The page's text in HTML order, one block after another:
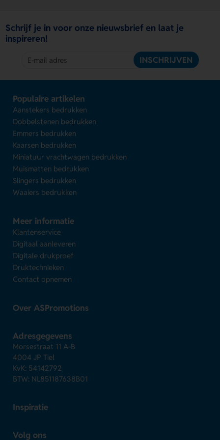
Schrijf je in voor onze nieuwsbrief en laat je
inspireren!
INSCHRIJVEN
Populaire artikelen
Aanstekers bedrukken
Dobbelstenen bedrukken
Emmers bedrukken
Kaarsen bedrukken
Miniatuur vrachtwagen bedrukken
Muismatten bedrukken
Slingers bedrukken
Waaiers bedrukken
Meer informatie
Klantenservice
Digitaal aanleveren
Digitale drukproef
Druktechnieken
Contact opnemen
Over ASPromotions
Adresgegevens
Morsestraat 11 A-B
4004 JP Tiel
KvK: 54142792
BTW: NL851187638B01
Inspiratie
Volg ons